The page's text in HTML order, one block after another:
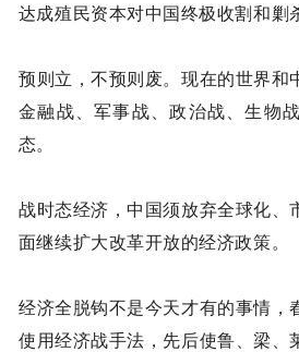
达成殖民资本对中国终极收割和剿
预则立，不预则废。现在的世界和
金融战、军事战、政治战、生物
态。
战时态经济，中国须放弃全球化、
面继续扩大改革开放的经济政策。
经济全脱钩不是今天才有的事情，
使用经济战手法，先后使鲁、梁、